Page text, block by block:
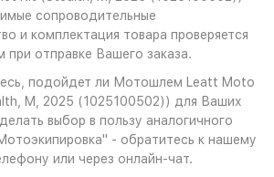
сопроводительные
и комплектация товара проверяется
отправке Вашего заказа.
подойдет ли Мотошлем Leatt Moto
M, 2025 (1025100502)) для Ваших
выбор в пользу аналогичного
- обратитесь к нашему
или через онлайн-чат.